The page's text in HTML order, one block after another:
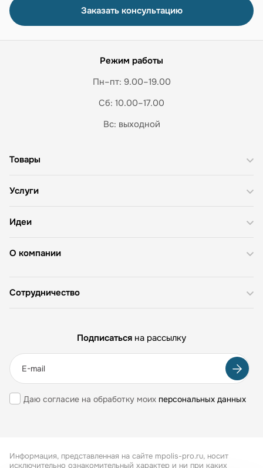
Заказать консультацию
Режим работы
Пн–пт: 9.00–19.00
Сб: 10.00–17.00
Вс: выходной
О компании
Товары
Услуги
Идеи
Сотрудничество
Подписаться на рассылку
Даю согласие на обработку моих персональных данных
Информация, представленная на сайте mpolis-pro.ru, носит
исключительно ознакомительный характер и ни при каких